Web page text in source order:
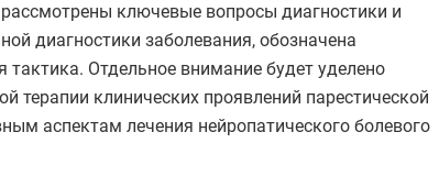
ключевые вопросы диагностики и
диагностики заболевания, обозначена
тактика. Отдельное внимание будет уделено
терапии клинических проявлений парестической
аспектам лечения нейропатического болевого